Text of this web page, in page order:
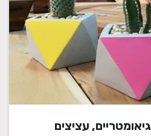
עציצים